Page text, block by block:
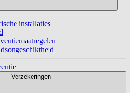
installaties
Verzekeringen